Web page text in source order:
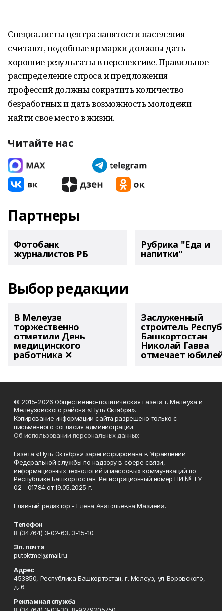
Специалисты центра занятости населения
считают, подобные ярмарки должны дать
хорошие результаты в перспективе. Правильное
распределение спроса и предложения
профессий должны сократить количество
безработных и дать возможность молодежи
найти свое место в жизни.
Читайте нас
Партнеры
Фотобанк
журналистов РБ
Рубрика "Еда и
напитки"
Выбор редакции
В Мелеузе
торжественно
отметили День
медицинского
работника ✕
Заслуженный
строитель
Башкортостан
Николай Гавва
отмечает
© 2015-2026 Общественно-политическая газета г. Мелеуза и
Мелеузовского района «Путь Октября».
Копирование информации сайта разрешено только с
письменного согласия администрации.
Об использовании персональных данных
Газета «Путь Октября» зарегистрирована в Управлении
Федеральной службы по надзору в сфере связи,
информационных технологий и массовых коммуникаций по
Республике Башкортостан. Регистрационный номер ПИ № ТУ
02 - 01784 от 19.05.2025 г.
Главный редактор - Елена Анатольевна Мазиева.
Телефон
8 (34764) 3-02-63, 3-15-10.
Эл. почта
putoktmel@mail.ru
Адрес
453850, Республика Башкортостан, г. Мелеуз, ул. Воровского,
д. 6.
Рекламная служба